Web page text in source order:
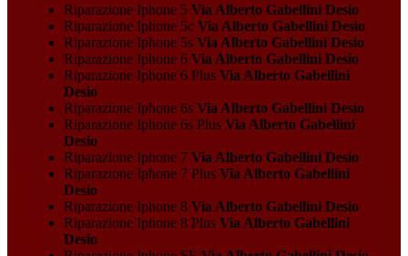
Riparazione Iphone 5Via Alberto Gabellini Desio
Riparazione Iphone 5cVia Alberto Gabellini Desio
Riparazione Iphone 5sVia Alberto Gabellini Desio
Riparazione Iphone 6Via Alberto Gabellini Desio
Riparazione Iphone 6 PlusVia Alberto Gabellini
Desio
Riparazione Iphone 6sVia Alberto Gabellini Desio
Riparazione Iphone 6s PlusVia Alberto Gabellini
Desio
Riparazione Iphone 7Via Alberto Gabellini Desio
Riparazione Iphone 7 PlusVia Alberto Gabellini
Desio
Riparazione Iphone 8Via Alberto Gabellini Desio
Riparazione Iphone 8 PlusVia Alberto Gabellini
Desio